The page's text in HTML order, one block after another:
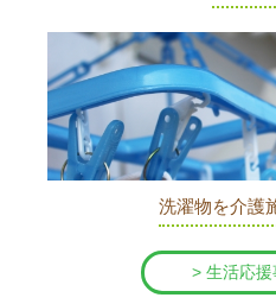
洗濯物を介護
> 生活応